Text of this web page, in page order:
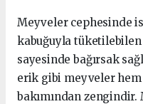
Meyveler cephesinde
kabuğuyla
sayesinde bağırsak
erik gibi meyveler
bakımından